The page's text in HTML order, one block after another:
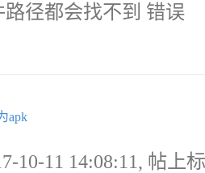
路径都会找不到 错误
apk
10-11 14:08:11, 帖上